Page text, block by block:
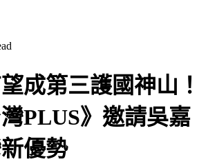
成第三護國神山！
灣PLUS》邀請吳嘉
優勢